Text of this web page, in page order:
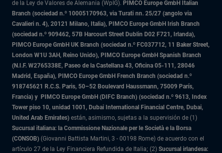
de la Ley de Valores de Alemania (WpIG). PIMCO Europe GmbH Italian
Branch (sociedad n.º 10005170963, via Turati nn. 25/27 (angolo via
Cavalieri n. 4), 20121 Milano, Italia), PIMCO Europe GmbH Irish Branch
(sociedad n.º 909462, 57B Harcourt Street Dublin D02 F721, Irlanda),
PIMCO Europe GmbH UK Branch (sociedad n.º FC037712, 11 Baker Street,
London W1U 3AH, Reino Unido), PIMCO Europe GmbH Spanish Branch
(N.I.F. W2765338E, Paseo de la Castellana 43, Oficina 05-111, 28046
Madrid, España), PIMCO Europe GmbH French Branch (sociedad n.º
918745621 R.C.S. Paris, 50–52 Boulevard Haussmann, 75009 París,
Francia) y PIMCO Europe GmbH (DIFC Branch) (sociedad n.º 9613, Index
Tower piso 10, unidad 1001, Dubai International Financial Centre, Dubai,
United Arab Emirates) están, asimismo, sujetas a la supervisión de (1)
Sucursal italiana: la Commissione Nazionale per le Società e la Borsa
(CONSOB) (Giovanni Battista Martini, 3 - 00198 Rome) de acuerdo con el
artículo 27 de la Ley Financiera Refundida de Italia; (2) Sucursal irlandesa: